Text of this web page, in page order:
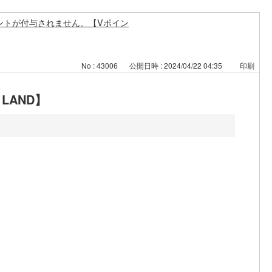
が付与されません。【Vポイン
No : 43006 公開日時 : 2024/04/22 04:35 印刷
】